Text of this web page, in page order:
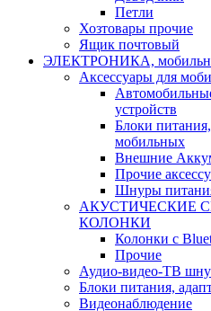
Петли
Хозтовары прочие
Ящик почтовый
ЭЛЕКТРОНИКА,
Аксессуары для
устройств
Блоки
мобильных
Внешние
Прочие
Шнуры
АКУСТИЧЕСКИЕ
КОЛОНКИ
Колонки с
Прочие
Аудио-видео-ТВ
Блоки питания,
Видеонаблюдение